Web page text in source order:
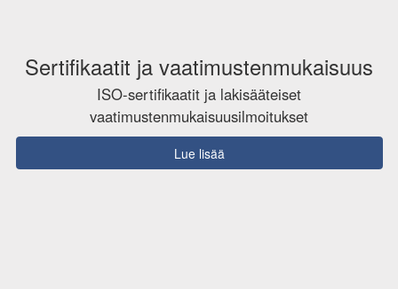
Sertifikaatit ja vaatimustenmukaisuus
ISO-sertifikaatit ja lakisääteiset
vaatimustenmukaisuusilmoitukset
Lue lisää